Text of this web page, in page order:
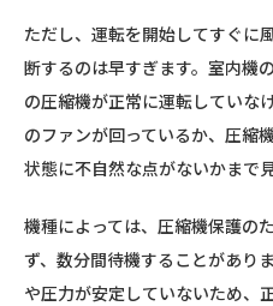
ただし、運転を開始してすぐに
断するのは早すぎます。室内機
の圧縮機が正常に運転していな
のファンが回っているか、圧縮
状態に不自然な点がないかまで
機種によっては、圧縮機保護の
ず、数分間待機することがあり
や圧力が安定していないため、